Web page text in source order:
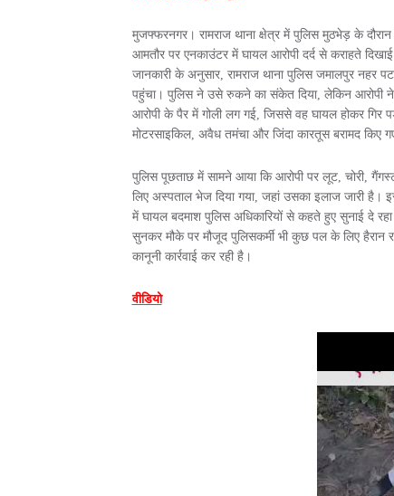
मुजफ्फरनगर। रामराज थाना क्षेत्र में पुलिस मुठभेड़ के दौरान
आमतौर पर एनकाउंटर में घायल आरोपी दर्द से कराहते
जानकारी के अनुसार, रामराज थाना पुलिस जमालपुर नहर
पहुंचा। पुलिस ने उसे रुकने का संकेत दिया, लेकिन आरोपी ने
आरोपी के पैर में गोली लग गई, जिससे वह घायल होकर गिर
मोटरसाइकिल, अवैध तमंचा और जिंदा कारतूस बरामद किए
पुलिस पूछताछ में सामने आया कि आरोपी पर लूट, चोरी,
लिए अस्पताल भेज दिया गया, जहां उसका इलाज जारी है।
में घायल बदमाश पुलिस अधिकारियों से कहते हुए सुनाई दे रहा
सुनकर मौके पर मौजूद पुलिसकर्मी भी कुछ पल के लिए
कानूनी कार्रवाई कर रही है।
वीडियो